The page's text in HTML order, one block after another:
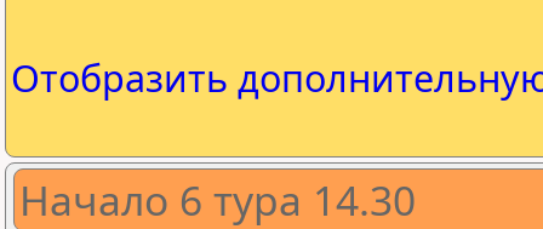
Отобразить
Начало 6 тура 14.30